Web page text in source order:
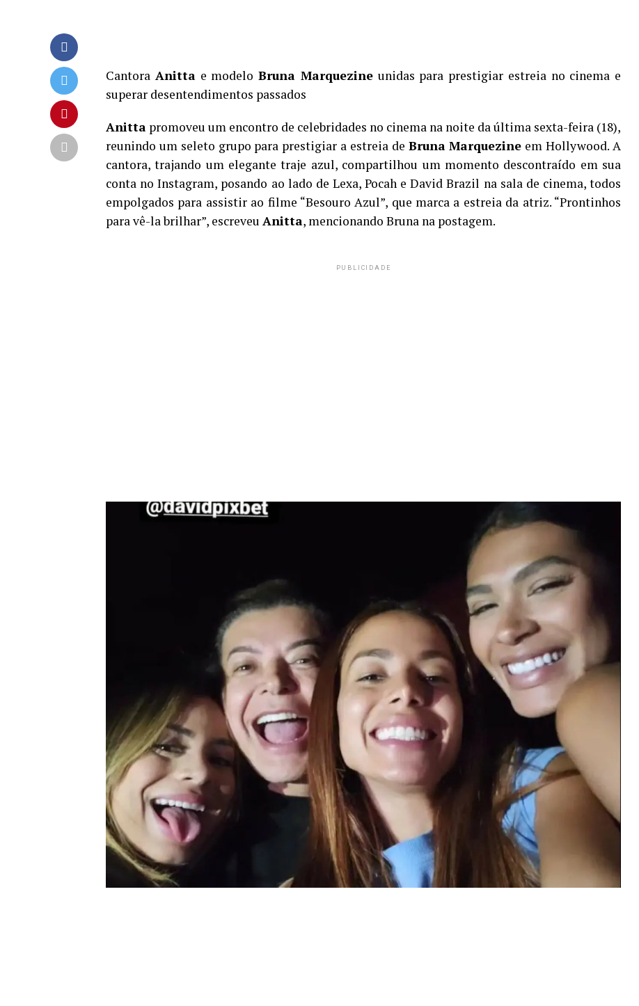
Cantora Anittae modelo Bruna Marquezineunidas para prestigiar estreia no cinema e
superar desentendimentos passados
Anitta promoveu um encontro de celebridades no cinema na noite da última sexta-feira (18),
reunindo um seleto grupo para prestigiar a estreia de Bruna Marquezine em Hollywood. A
cantora, trajando um elegante traje azul, compartilhou um momento descontraído em sua
conta no Instagram, posando ao lado de Lexa, Pocah e David Brazil na sala de cinema, todos
empolgados para assistir ao filme “Besouro Azul”, que marca a estreia da atriz. “Prontinhos
para vê-la brilhar”, escreveu Anitta, mencionando Bruna na postagem.
PUBLICIDADE